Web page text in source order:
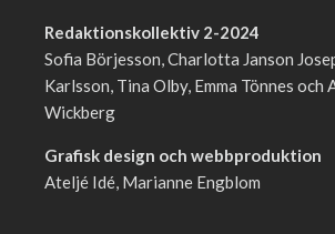
Redaktionskollektiv 2-2024
Sofia Börjesson, Charlotta Janson
Karlsson, Tina Olby, Emma Tönnes och
Wickberg
Grafisk design och webbproduktion
Ateljé Idé, Marianne Engblom